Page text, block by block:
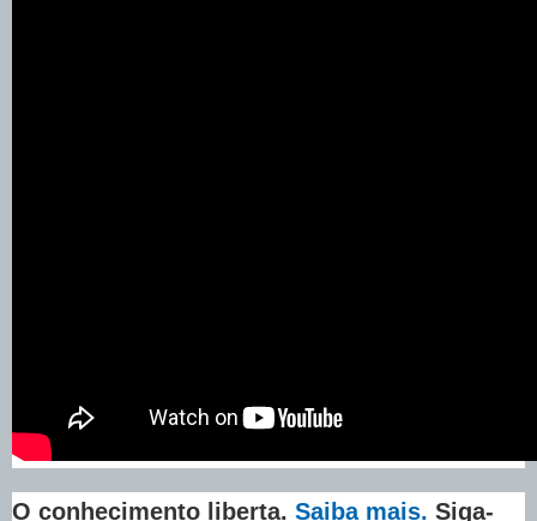
O conhecimento liberta. Saiba mais. Siga-